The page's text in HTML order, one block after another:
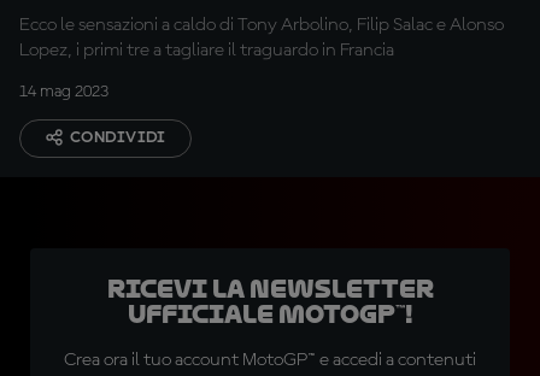
Ecco le sensazioni a caldo di Tony Arbolino, Filip Salac e Alonso
Lopez, i primi tre a tagliare il traguardo in Francia
14 mag 2023
CONDIVIDI
Ricevi la newsletter
ufficiale MotoGP™!
Crea ora il tuo account MotoGP™ e accedi a contenuti